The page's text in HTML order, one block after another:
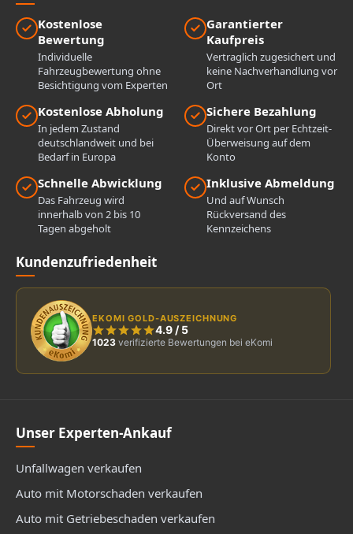
Kostenlose
Bewertung
Individuelle
Fahrzeugbewertung ohne
Besichtigung vom Experten
Garantierter
Kaufpreis
Vertraglich zugesichert und
keine Nachverhandlung vor
Ort
Kostenlose Abholung
In jedem Zustand
deutschlandweit und bei
Bedarf in Europa
Sichere Bezahlung
Direkt vor Ort per Echtzeit-
Überweisung auf dem
Konto
Schnelle Abwicklung
Das Fahrzeug wird
innerhalb von 2 bis 10
Tagen abgeholt
Inklusive Abmeldung
Und auf Wunsch
Rückversand des
Kennzeichens
Kundenzufriedenheit
EKOMI GOLD-AUSZEICHNUNG
4.9 /5
1023 verifizierte Bewertungen bei eKomi
Unser Experten-Ankauf
Unfallwagen verkaufen
Auto mit Motorschaden verkaufen
Auto mit Getriebeschaden verkaufen